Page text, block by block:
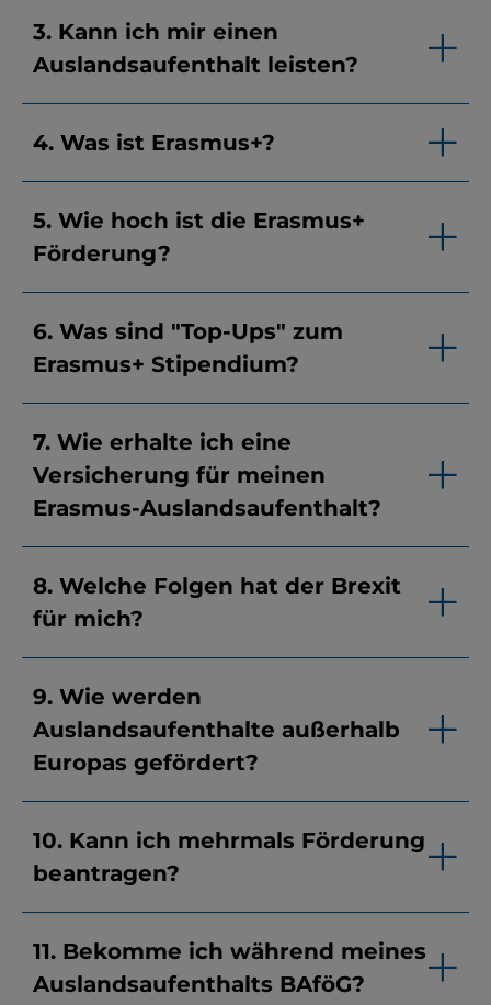
3. Kann ich mir einen
Auslandsaufenthalt leisten?
4. Was ist Erasmus+?
5. Wie hoch ist die Erasmus+
Förderung?
6. Was sind "Top-Ups" zum
Erasmus+ Stipendium?
7. Wie erhalte ich eine
Versicherung für meinen
Erasmus-Auslandsaufenthalt?
8. Welche Folgen hat der Brexit
für mich?
9. Wie werden
Auslandsaufenthalte außerhalb
Europas gefördert?
10. Kann ich mehrmals Förderung
beantragen?
11. Bekomme ich während meines
Auslandsaufenthalts BAföG?